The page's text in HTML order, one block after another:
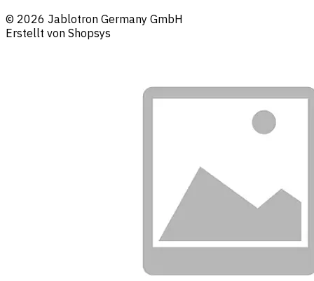
© 2026 Jablotron Germany GmbH
Erstellt von Shopsys